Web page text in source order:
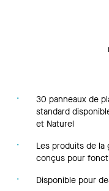
30 panneaux de
standard
et Naturel
Les produits de la
conçus pour
Disponible pour